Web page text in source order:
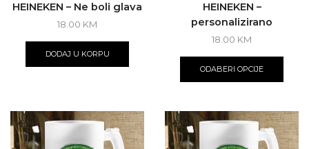
HEINEKEN – Ne boli glava
18.00 KM
DODAJ U KORPU
HEINEKEN –
personalizirano
18.00 KM
ODABERI OPCIJE